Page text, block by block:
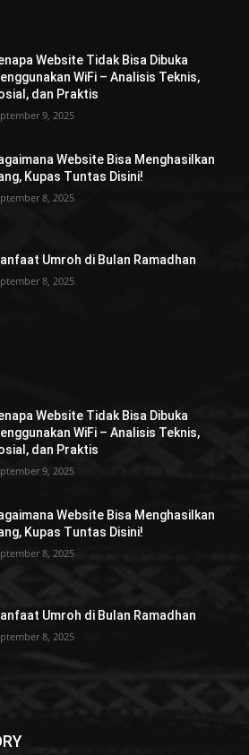
Website Tidak Bisa Dibuka
WiFi – Analisis Teknis,
dan Praktis
9, 2025
Website Bisa Menghasilkan
Kupas Tuntas Disini!
8, 2025
Umroh di Bulan Ramadhan
8, 2025
Website Tidak Bisa Dibuka
WiFi – Analisis Teknis,
dan Praktis
9, 2025
Website Bisa Menghasilkan
Kupas Tuntas Disini!
8, 2025
Umroh di Bulan Ramadhan
8, 2025